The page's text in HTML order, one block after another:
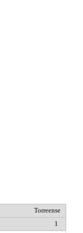
Torreense
1